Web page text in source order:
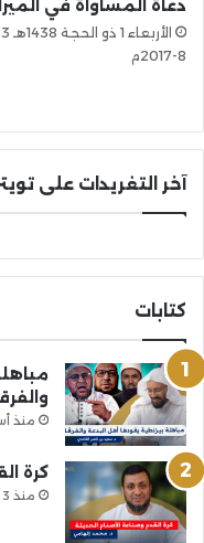
دعاة المساواة في
8-2017م
آخر التغريدات على
كتابات
منذ
كرة
منذ 3 أسابيع